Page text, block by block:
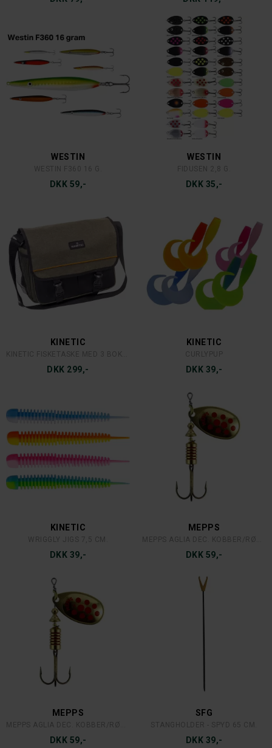
WESTIN
DKK 59,-
WESTIN
DKK 35,-
KINETIC
DKK 299,-
KINETIC
DKK 39,-
KINETIC
DKK 39,-
MEPPS
DKK 59,-
MEPPS
DKK 59,-
SFG
DKK 39,-